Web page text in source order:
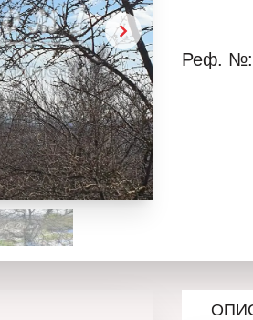
Реф. №: